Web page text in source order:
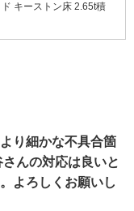
キーストン床 2.65t積
り細かな不具合箇
んの対応は良いと
よろしくお願いし